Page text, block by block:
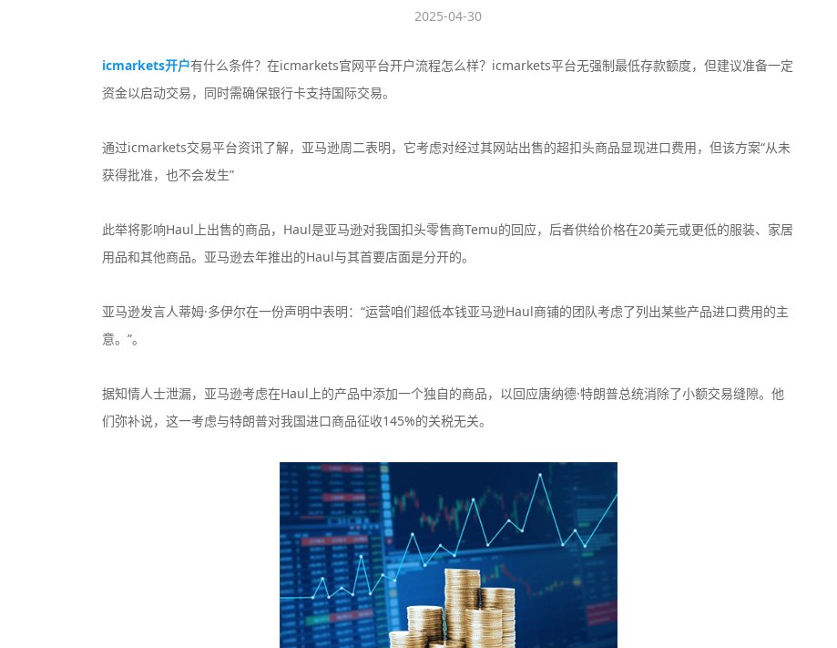
2025-04-30
icmarkets开户有什么条件？在icmarkets官网平台开户流程怎么样？icmarkets平台无强制最低存款额度，但建议准备一定
资金以启动交易，同时需确保银行卡支持国际交易。
通过icmarkets交易平台资讯了解，亚马逊周二表明，它考虑对经过其网站出售的超扣头商品显现进口费用，但该方案“从未
获得批准，也不会发生”
此举将影响Haul上出售的商品，Haul是亚马逊对我国扣头零售商Temu的回应，后者供给价格在20美元或更低的服装、家居
用品和其他商品。亚马逊去年推出的Haul与其首要店面是分开的。
亚马逊发言人蒂姆·多伊尔在一份声明中表明：“运营咱们超低本钱亚马逊Haul商铺的团队考虑了列出某些产品进口费用的主
意。”。
据知情人士泄漏，亚马逊考虑在Haul上的产品中添加一个独自的商品，以回应唐纳德·特朗普总统消除了小额交易缝隙。他
们弥补说，这一考虑与特朗普对我国进口商品征收145%的关税无关。
200美元
200美元
最低入金
500倍
500倍
最大杠杆
50美元